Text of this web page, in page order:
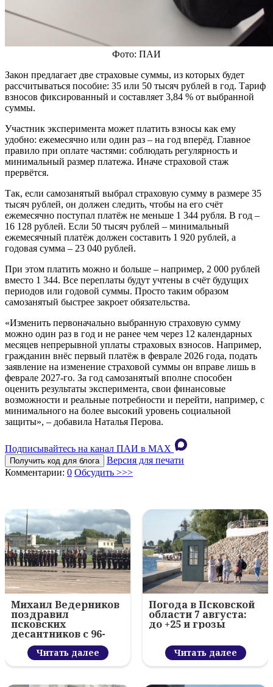
Фото: ПАИ
Закон предлагает две страховые суммы, из которых будет
рассчитываться пособие: 35 или 50 тысяч рублей в год. Тариф
взносов фиксированный и составляет 3,84 % от выбранной
суммы.
Участник эксперимента может платить взносы как ему
удобно: ежемесячно или один раз – на год вперёд. Главное
правило при оплате частями: соблюдать регулярность и
минимальный размер платежа. Иначе страховой стаж
прервётся.
Так, если самозанятый выбрал страховую сумму в размере 35
тысяч рублей, он должен следить, чтобы на его счёт
ежемесячно поступал платёж не меньше 1 344 рубля. В год –
16 128 рублей. Если 50 тысяч рублей – минимальный
ежемесячный платёж должен составить 1 920 рублей, а
годовая сумма – 23 040 рублей.
При этом платить можно и больше – например, 2 000 рублей
вместо 1 344. Все переплаты будут учтены в счёт будущих
периодов или годовой суммы. Просто таким образом
самозанятый быстрее закроет обязательства.
«Изменить первоначально выбранную страховую сумму
можно один раз в год и не ранее чем через 12 календарных
месяцев непрерывной уплаты страховых взносов. Например,
гражданин внёс первый платёж в феврале 2026 года, подать
заявление на изменение страховой суммы он вправе лишь в
феврале 2027-го. За год самозанятый вполне способен
оценить результаты эксперимента, свои финансовые
возможности и реальные потребности и перейти, например, с
минимального на более высокий уровень социальной
защиты», – добавила Наталья Перова.
Подписывайтесь на канал ПАИ в MAХ
Получить код для блога
Версия для печати
Комментарии: 0 Обсудить >>>
Михаил Ведерников
поздравил
псковских
десантников с 96-
летием ВДВ и
вручил награды
Читать далее
Погода в Псковской
области 7 августа:
до +25 и грозы
Читать далее